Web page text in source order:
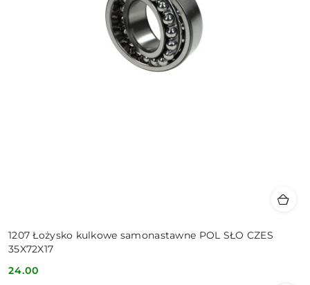
1207 Łożysko kulkowe samonastawne POL SŁO CZES
35X72X17
Cena:
24.00